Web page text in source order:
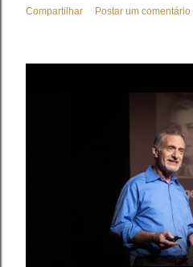
Compartilhar Postar um comentário